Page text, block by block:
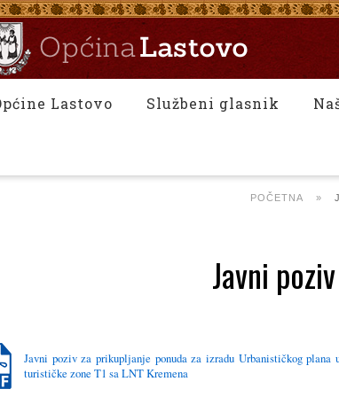
Lastovo Službeni glasnik
POČETNA »
Javni
Javni poziv za prikupljanje ponuda za izradu Urbanističkog plana
turističke zone T1 sa LNT Kremena